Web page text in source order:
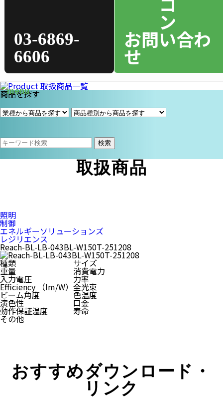
03-6869-
6606
お問い合わ
せ
商品を探す
検索
取扱商品
照明
制御
エネルギーソリューションズ
レジリエンス
Reach-BL-LB-043BL-W150T-251208
種類
サイズ
重量 消費電力
入力電圧 力率
Efficiency （lm/W） 全光束
ビーム角度 色温度
演色性 口金
動作保証温度 寿命
その他
おすすめダウンロード・
リンク